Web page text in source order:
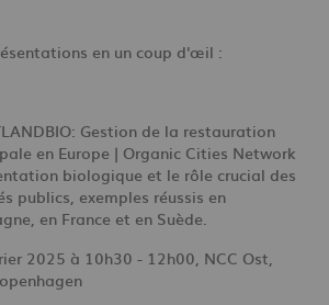
en un coup d'œil :
Gestion de la restauration
en Europe | Organic Cities Network
biologique et le rôle crucial des
publics, exemples réussis en
en France et en Suède.
2025 à 10h30 - 12h00, NCC Ost,